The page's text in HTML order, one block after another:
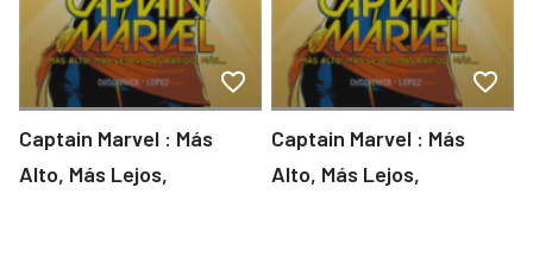
Captain Marvel : Más
Alto, Más Lejos,
Captain Marvel : Más
Alto, Más Lejos,